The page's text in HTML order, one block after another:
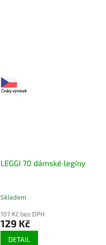
LEGGI 70 dámské legíny
Skladem
107 Kč bez DPH
129 Kč
DETAIL